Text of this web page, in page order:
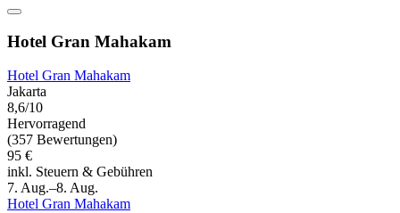
Hotel Gran Mahakam
Hotel Gran Mahakam
Jakarta
8,6/10
Hervorragend
(357 Bewertungen)
95 €
inkl. Steuern & Gebühren
7. Aug.–8. Aug.
Hotel Gran Mahakam